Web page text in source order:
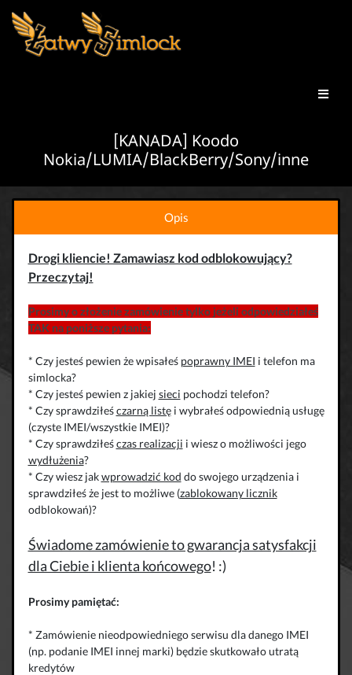
[KANADA] Koodo
Nokia/LUMIA/BlackBerry/Sony/inne
Opis
Drogi kliencie! Zamawiasz kod odblokowujący?
Przeczytaj!
Prosimy o złożenie zamówienie tylko jeżeli odpowiedziałeś
TAK na poniższe pytania:
* Czy jesteś pewien że wpisałeś poprawny IMEI i telefon ma
simlocka?
* Czy jesteś pewien z jakiej sieci pochodzi telefon?
* Czy sprawdziłeśczarną listęi wybrałeś odpowiednią usługę
(czyste IMEI/wszystkie IMEI)?
* Czy sprawdziłeśczas realizacji i wiesz o możliwości jego
wydłużenia?
* Czy wiesz jakwprowadzić kod do swojego urządzenia i
sprawdziłeś że jest to możliwe (zablokowany licznik
odblokowań)?
Świadome zamówienie to gwarancja satysfakcji
dla Ciebie i klienta końcowego! :)
Prosimy pamiętać:
* Zamówienie nieodpowiedniego serwisu dla danego IMEI
(np. podanie IMEI innej marki) będzie skutkowało utratą
kredytów